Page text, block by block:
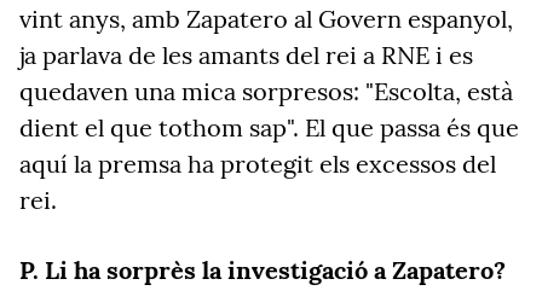
vint anys, amb Zapatero al Govern espanyol,
ja parlava de les amants del rei a RNE i es
quedaven una mica sorpresos: "Escolta, està
dient el que tothom sap". El que passa és que
aquí la premsa ha protegit els excessos del
rei.
P. Li ha sorprès la investigació a Zapatero?